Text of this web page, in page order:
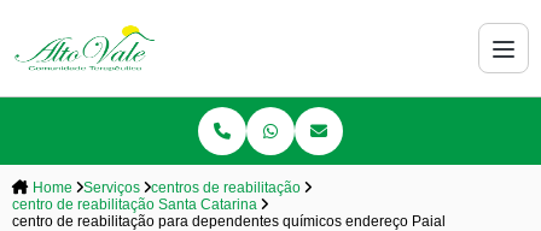
Home Serviços
centros de reabilitação
centro de reabilitação Santa Catarina
centro de reabilitação para dependentes químicos endereço Paial